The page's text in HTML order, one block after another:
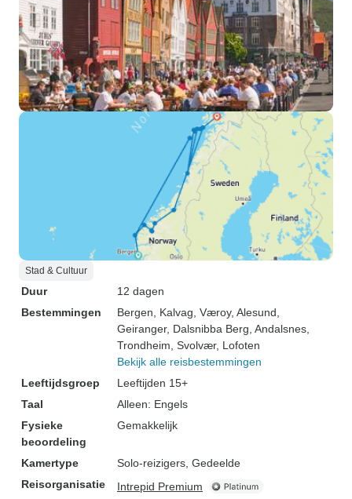
Stad & Cultuur
Duur
12 dagen
Bestemmingen
Bergen , Kalvag , Væroy, Alesund
Geiranger, Dalsnibba Berg , Andalsnes
Trondheim , Svolvær, Lofoten
Bekijk alle reisbestemmingen
Leeftijdsgroep
Leeftijden 15+
Taal
Alleen: Engels
Fysieke
beoordeling
Gemakkelijk
Kamertype
Solo-reizigers, Gedeelde
Reisorganisatie
Intrepid Premium